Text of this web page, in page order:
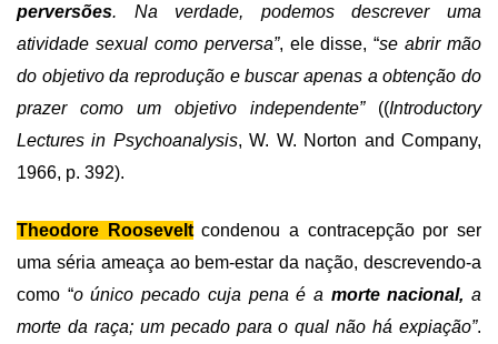
perversões. Na verdade, podemos descrever uma
atividade sexual como perversa”, ele disse, “se abrir mão
do objetivo da reprodução e buscar apenas a obtenção do
prazer como um objetivo independente”((Introductory
Lectures in Psychoanalysis, W. W. Norton and Company,
1966, p. 392).
Theodore Rooseveltcondenou a contracepção por ser
uma séria ameaça ao bem-estar da nação, descrevendo-a
como “o único pecado cuja pena é a morte nacional, a
morte da raça; um pecado para o qual não há expiação”.